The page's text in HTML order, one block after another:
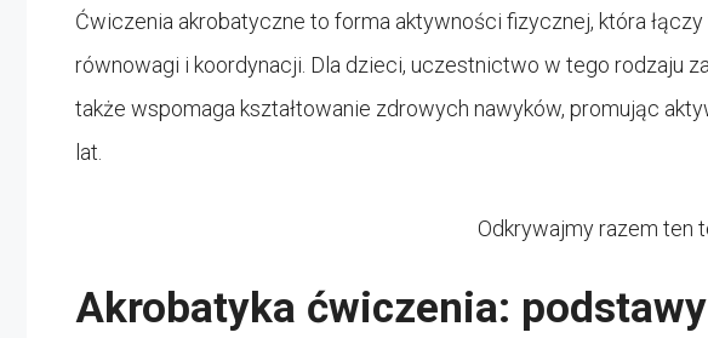
Ćwiczenia akrobatyczne to forma aktywności fizycznej, która
równowagi i koordynacji. Dla dzieci, uczestnictwo w tego rodzaju
także wspomaga kształtowanie zdrowych nawyków, promując
lat.
Odkrywajmy razem ten
Akrobatyka ćwiczenia: podstawy